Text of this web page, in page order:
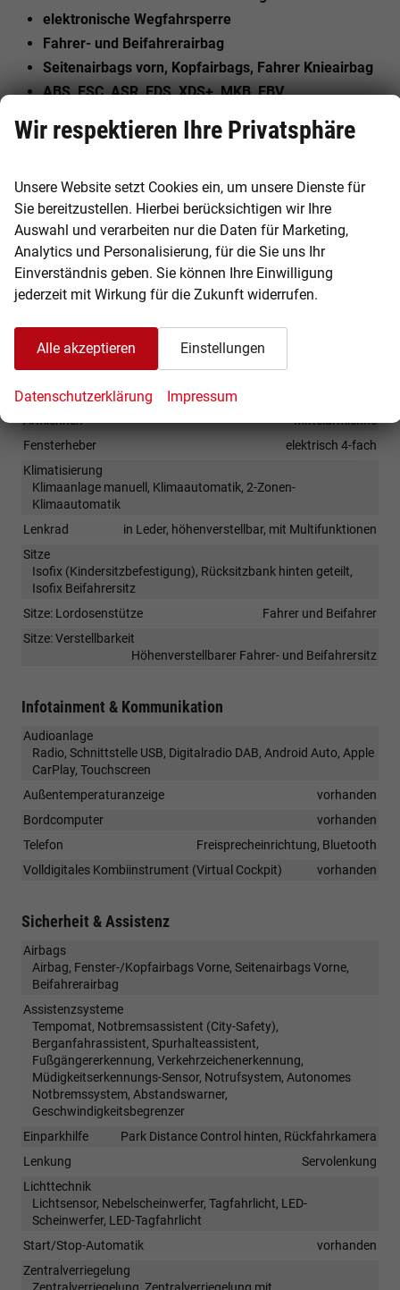
elektronische Wegfahrsperre
Fahrer- und Beifahrerairbag
Seitenairbags vorn, Kopfairbags, Fahrer Knieairbag
ABS, ESC, ASR, EDS, XDS+, MKB, EBV
ISOFIX-Kindersitzbefestigungen auf den äußeren
ISOFIX auf dem Beifahrersitz
u.v.m.
Irrtümer und Änderungen für dieses Angebot sind
vorbehalten.
Allgemeines
Innen
Armlehnen
Mittelarmlehne
Fensterheber
elektrisch 4-fach
Klimatisierung
Klimaanlage manuell, Klimaautomatik, 2-Zonen-
Klimaautomatik
Lenkrad
in Leder, höhenverstellbar, mit Multifunktionen
Sitze
Isofix (Kindersitzbefestigung), Rücksitzbank hinten geteilt,
Isofix Beifahrersitz
Sitze: Lordosenstütze
Fahrer und Beifahrer
Sitze: Verstellbarkeit
Höhenverstellbarer Fahrer- und Beifahrersitz
Infotainment & Kommunikation
Audioanlage
Radio, Schnittstelle USB, Digitalradio DAB, Android Auto, Apple
CarPlay, Touchscreen
Außentemperaturanzeige
vorhanden
Bordcomputer
vorhanden
Telefon
Freisprecheinrichtung, Bluetooth
Volldigitales Kombiinstrument (Virtual Cockpit)
vorhanden
Sicherheit & Assistenz
Airbags
Airbag, Fenster-/Kopfairbags Vorne, Seitenairbags Vorne,
Beifahrerairbag
Assistenzsysteme
Tempomat, Notbremsassistent (City-Safety),
Berganfahrassistent, Spurhalteassistent,
Fußgängererkennung, Verkehrzeichenerkennung,
Müdigkeitserkennungs-Sensor, Notrufsystem, Autonomes
Notbremssystem, Abstandswarner,
Geschwindigkeitsbegrenzer
Einparkhilfe
Park Distance Control hinten, Rückfahrkamera
Lenkung
Servolenkung
Lichttechnik
Lichtsensor, Nebelscheinwerfer, Tagfahrlicht, LED-
Scheinwerfer, LED-Tagfahrlicht
Start/Stop-Automatik
vorhanden
Zentralverriegelung
Zentralverriegelung, Zentralverriegelung mit
Wir respektieren Ihre Privatsphäre
Unsere Website setzt Cookies ein, um unsere Dienste für
Sie bereitzustellen. Hierbei berücksichtigen wir Ihre
Auswahl und verarbeiten nur die Daten für Marketing,
Analytics und Personalisierung, für die Sie uns Ihr
Einverständnis geben. Sie können Ihre Einwilligung
jederzeit mit Wirkung für die Zukunft widerrufen.
Alle akzeptieren Einstellungen
Datenschutzerklärung Impressum